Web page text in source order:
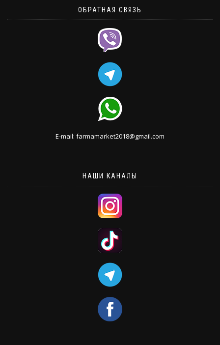
ОБРАТНАЯ СВЯЗЬ
E-mail: farmamarket2018@gmail.com
НАШИ КАНАЛЫ